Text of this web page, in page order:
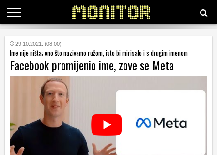
KATEGORIJE
HRVATSKI
WEB
29.10.2021. (08:00)
Ime nije ništa; ono što nazivamo ružom, isto bi mirisalo i s drugim imenom
Facebook promijenio ime, zove se Meta